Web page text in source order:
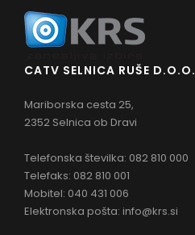
CATV SELNICA RUŠE D.O.O.
Mariborska cesta 25,
2352 Selnica ob Dravi
Telefonska številka: 082 810 000
Telefaks: 082 810 001
Mobitel: 040 431 006
Elektronska pošta: info@krs.si